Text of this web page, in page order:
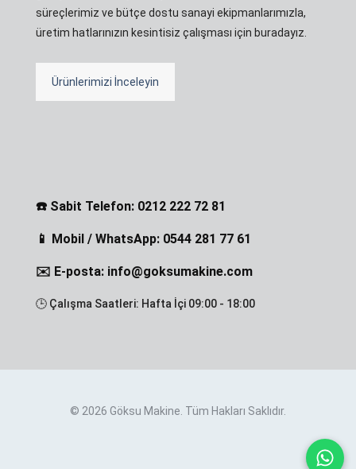
süreçlerimiz ve bütçe dostu sanayi ekipmanlarımızla,
üretim hatlarınızın kesintisiz çalışması için buradayız.
Ürünlerimizi İnceleyin
☎️ Sabit Telefon: 0212 222 72 81
📱 Mobil / WhatsApp: 0544 281 77 61
✉️ E-posta: info@goksumakine.com
🕒 Çalışma Saatleri: Hafta İçi 09:00 - 18:00